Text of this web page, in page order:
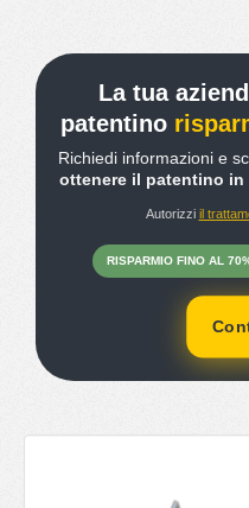
La tua
patentino
Richiedi informazioni e
ottenere il patentino in
Autorizzi il
RISPARMIO FINO AL